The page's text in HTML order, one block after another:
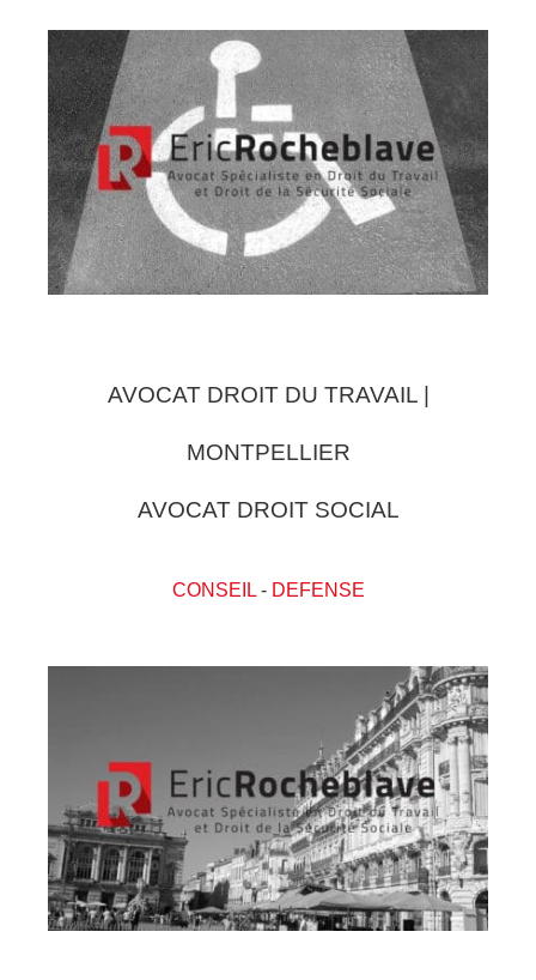
AVOCAT DROIT DU TRAVAIL |
MONTPELLIER
AVOCAT DROIT SOCIAL
CONSEIL- DEFENSE